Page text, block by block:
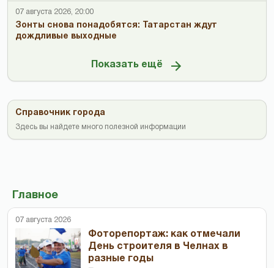
07 августа 2026, 20:00
Зонты снова понадобятся: Татарстан ждут
дождливые выходные
Показать ещё
Справочник города
Здесь вы найдете много полезной информации
Главное
07 августа 2026
Фоторепортаж: как отмечали
День строителя в Челнах в
разные годы